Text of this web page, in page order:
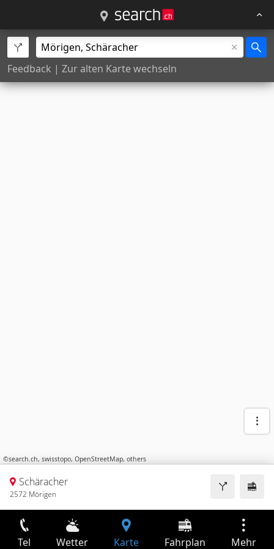
Feedback | Zur alten Karte wechseln
©search.ch, swisstopo, OpenStreetMap, others
Schäracher
2572 Mörigen
Tel Wetter Karte Fahrplan Mehr